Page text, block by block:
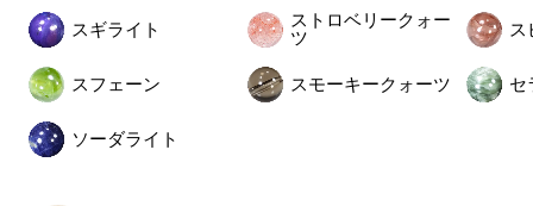
スギライト
ストロベリークォー
ツ
ス
スフェーン スモーキークォーツ セ
ソーダライト